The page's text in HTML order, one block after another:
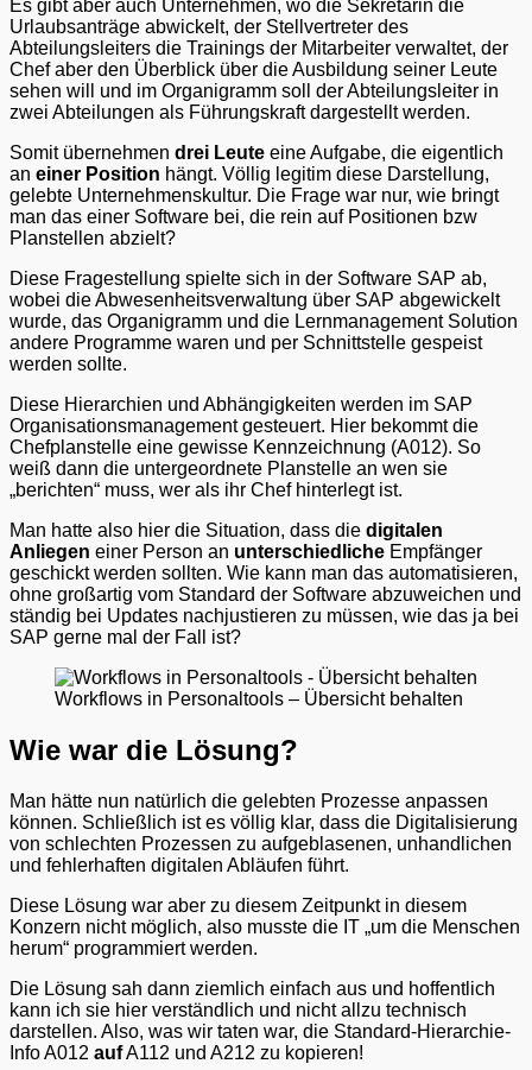
Es gibt aber auch Unternehmen, wo die Sekretärin die
Urlaubsanträge abwickelt, der Stellvertreter des
Abteilungsleiters die Trainings der Mitarbeiter verwaltet, der
Chef aber den Überblick über die Ausbildung seiner Leute
sehen will und im Organigramm soll der Abteilungsleiter in
zwei Abteilungen als Führungskraft dargestellt werden.
Somit übernehmen drei Leute eine Aufgabe, die eigentlich
an einer Position hängt. Völlig legitim diese Darstellung,
gelebte Unternehmenskultur. Die Frage war nur, wie bringt
man das einer Software bei, die rein auf Positionen bzw
Planstellen abzielt?
Diese Fragestellung spielte sich in der Software SAP ab,
wobei die Abwesenheitsverwaltung über SAP abgewickelt
wurde, das Organigramm und die Lernmanagement Solution
andere Programme waren und per Schnittstelle gespeist
werden sollte.
Diese Hierarchien und Abhängigkeiten werden im SAP
Organisationsmanagement gesteuert. Hier bekommt die
Chefplanstelle eine gewisse Kennzeichnung (A012). So
weiß dann die untergeordnete Planstelle an wen sie
„berichten“ muss, wer als ihr Chef hinterlegt ist.
Man hatte also hier die Situation, dass die digitalen
Anliegen einer Person an unterschiedliche Empfänger
geschickt werden sollten. Wie kann man das automatisieren,
ohne großartig vom Standard der Software abzuweichen und
ständig bei Updates nachjustieren zu müssen, wie das ja bei
SAP gerne mal der Fall ist?
Workflows in Personaltools – Übersicht behalten
Wie war die Lösung?
Man hätte nun natürlich die gelebten Prozesse anpassen
können. Schließlich ist es völlig klar, dass die Digitalisierung
von schlechten Prozessen zu aufgeblasenen, unhandlichen
und fehlerhaften digitalen Abläufen führt.
Diese Lösung war aber zu diesem Zeitpunkt in diesem
Konzern nicht möglich, also musste die IT „um die Menschen
herum“ programmiert werden.
Die Lösung sah dann ziemlich einfach aus und hoffentlich
kann ich sie hier verständlich und nicht allzu technisch
darstellen. Also, was wir taten war, die Standard-Hierarchie-
Info A012 aufA112 und A212 zu kopieren!